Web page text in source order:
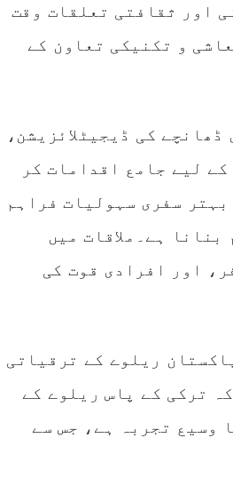
اور ثقافتی تعلقات وقت
و تکنیکی تعاون کے
کی ڈیجیٹلائزیشن،
لیے جامع اقدامات کر
سفری سہولیات فراہم
ہے۔ملاقات میں
اور افرادی قوت کی
ریلوے کے ترقیاتی
ترکی کے پاس ریلوے کے
وسیع تجربہ ہے، جس سے